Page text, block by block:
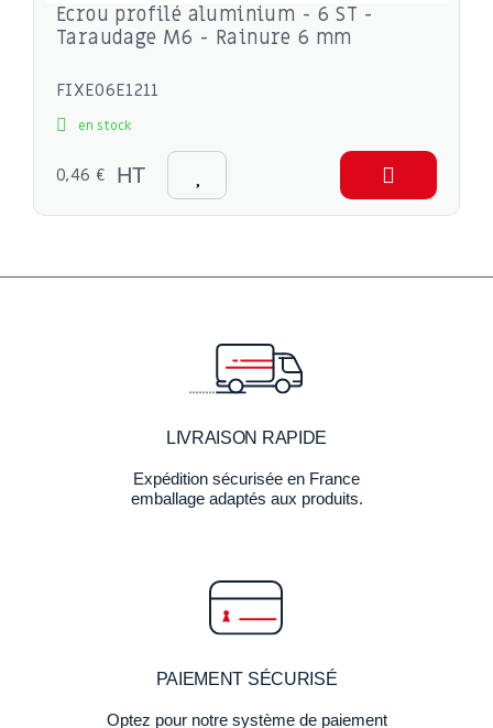
Ecrou profilé aluminium - 6 ST -
Taraudage M6 - Rainure 6 mm
FIXE06E1211
en stock
0,46 € HT
LIVRAISON RAPIDE
Expédition sécurisée en France
emballage adaptés aux produits.
PAIEMENT SÉCURISÉ
Optez pour notre système de paiement